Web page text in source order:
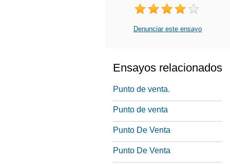
Denunciar este ensayo
Ensayos relacionados
Punto de venta.
Punto de venta
Punto De Venta
Punto De Venta